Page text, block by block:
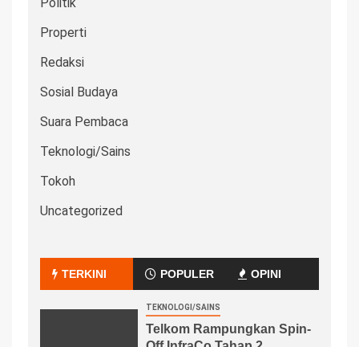
Properti
Redaksi
Sosial Budaya
Suara Pembaca
Teknologi/Sains
Tokoh
Uncategorized
TERKINI POPULER OPINI
TEKNOLOGI/SAINS
Telkom Rampungkan Spin-